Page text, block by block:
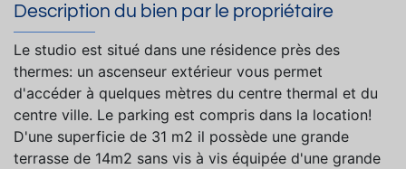
Description du bien par le propriétaire
Le studio est situé dans une résidence près des
thermes: un ascenseur extérieur vous permet
d'accéder à quelques mètres du centre thermal et du
centre ville. Le parking est compris dans la location!
D'une superficie de 31 m2 il possède une grande
terrasse de 14m2 sans vis à vis équipée d'une grande